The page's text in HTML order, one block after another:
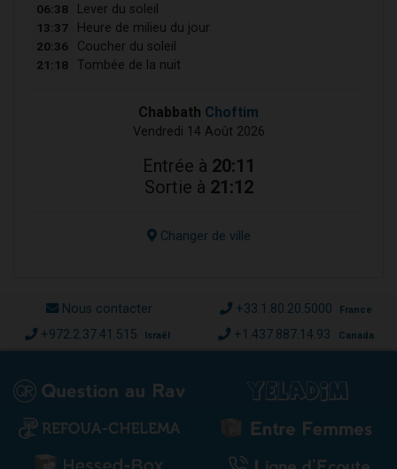
06:38 Lever du soleil
13:37 Heure de milieu du jour
20:36 Coucher du soleil
21:18 Tombée de la nuit
Chabbath Choftim
Vendredi 14 Août 2026
Entrée à 20:11
Sortie à 21:12
Changer de ville
Nous contacter +33.1.80.20.5000 France
+972.2.37.41.515 Israël +1.437.887.14.93 Canada